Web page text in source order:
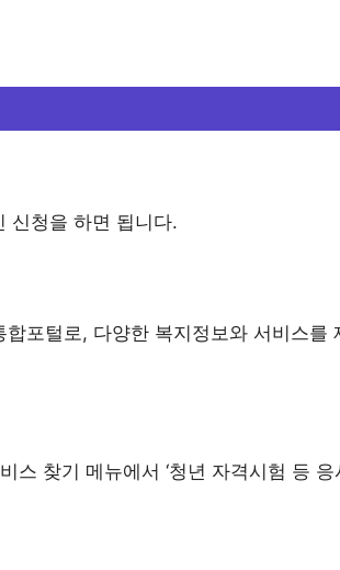
신청을 하면 됩니다.
포털로, 다양한 복지정보와 서비스를
스 찾기 메뉴에서 ‘청년 자격시험 등 응